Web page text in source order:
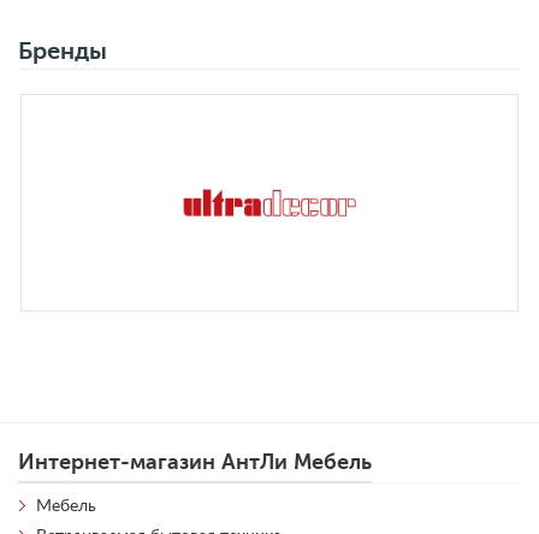
Бренды
Интернет-магазин АнтЛи Мебель
Мебель